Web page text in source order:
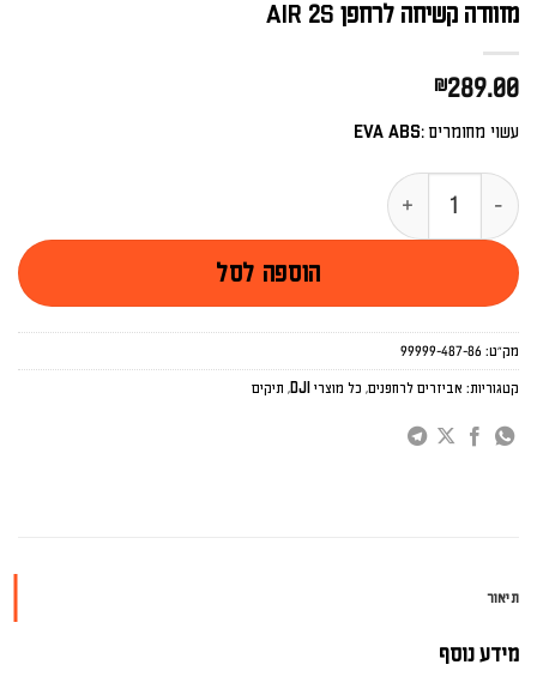
מזוודה קשיחה לרחפן AIR 2S
₪289.00
עשוי מחומרים :EVA ABS
כמות של מזוודה קשיחה לרחפן AIR 2S
הוספה לסל
מק"ט: 99999-487-86
קטגוריות: אביזרים לרחפנים, כל מוצרי DJI , תיקים
תיאור
מידע נוסף